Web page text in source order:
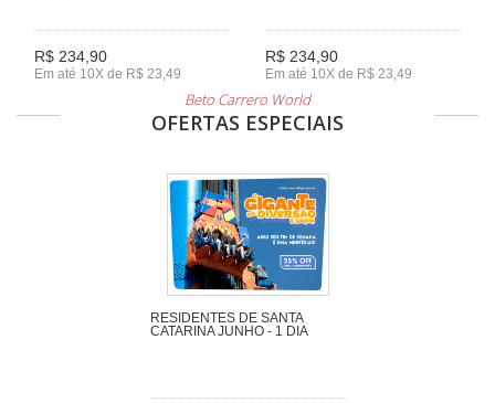
R$ 234,90
Em até 10X de R$ 23,49
R$ 234,90
Em até 10X de R$ 23,49
Beto Carrero World
OFERTAS ESPECIAIS
RESIDENTES DE SANTA
CATARINA JUNHO - 1 DIA